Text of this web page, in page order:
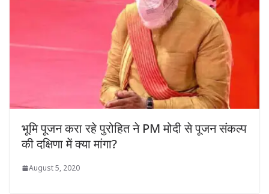
भूमि पूजन करा रहे पुरोहित ने PM मोदी से पूजन संकल्प
की दक्षिणा में क्या मांगा?
August 5, 2020